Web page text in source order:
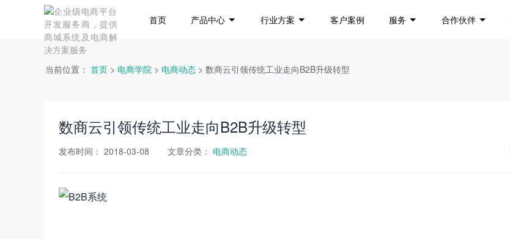
首页 产品中心 行业方案 客户案例 服务 合作伙伴
当前位置： 首页 > 电商学院 > 电商动态 > 数商云引领传统工业走向B2B升级转型
数商云引领传统工业走向B2B升级转型
发布时间： 2018-03-08 文章分类： 电商动态